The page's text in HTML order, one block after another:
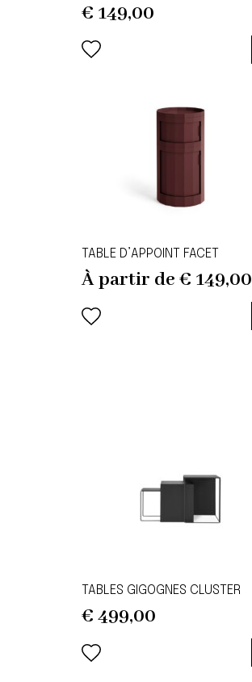
€ 149,00
TABLE D’APPOINT FACET
À partir de€ 149,00
TABLES GIGOGNES CLUSTER
€ 499,00